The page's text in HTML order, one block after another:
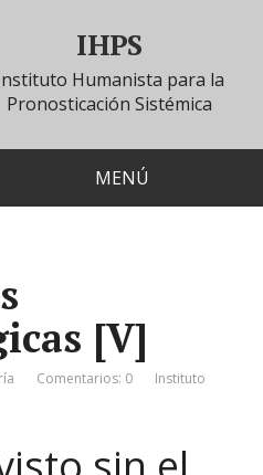
IHPS
Humanista para la
Pronosticación Sistémica
MENÚ
[V]
Comentarios: 0
Instituto